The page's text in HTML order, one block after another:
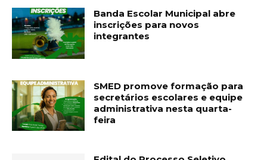
Banda Escolar Municipal abre
inscrições para novos
integrantes
SMED promove formação para
secretários escolares e equipe
administrativa nesta quarta-
feira